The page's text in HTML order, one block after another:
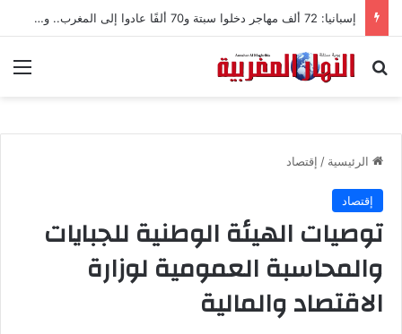
إسبانيا: 72 ألف مهاجر دخلوا سبتة و70 ألفًا عادوا إلى المغرب.. وحصيلة الجثث ترتفع إلى 75
بحث عن
الرئيسية / إقتصاد
إقتصاد
توصيات الهيئة الوطنية للجبايات
والمحاسبة العمومية لوزارة
الاقتصاد والمالية